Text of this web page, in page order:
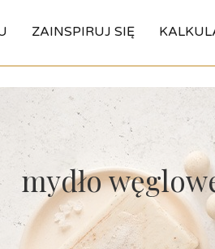
ZAINSPIRUJ SIĘ
mydło